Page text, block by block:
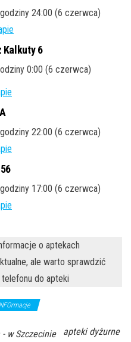
24:00 (6 czerwca)
Kalkuty 6
0:00 (6 czerwca)
22:00 (6 czerwca)
17:00 (6 czerwca)
o aptekach
ale warto sprawdzić
do apteki
w Szczecinie
apteki dyżurne